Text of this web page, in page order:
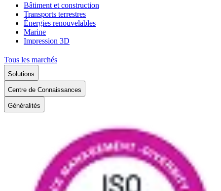
Bâtiment et construction
Transports terrestres
Énergies renouvelables
Marine
Impression 3D
Tous les marchés
Solutions
Centre de Connaissances
Généralités